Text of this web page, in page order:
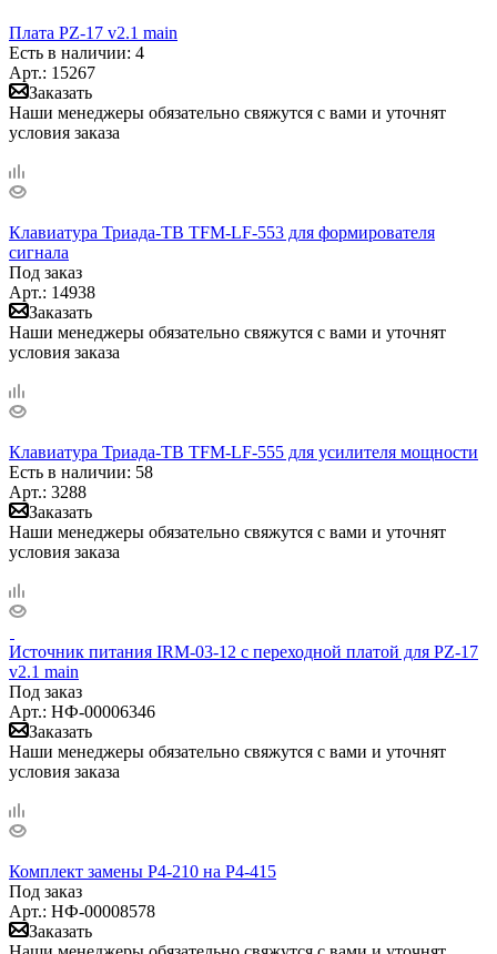
Плата PZ-17 v2.1 main
Есть в наличии: 4
Арт.: 15267
Заказать
Наши менеджеры обязательно свяжутся с вами и уточнят
условия заказа
Клавиатура Триада-ТВ TFM-LF-553 для формирователя
сигнала
Под заказ
Арт.: 14938
Заказать
Наши менеджеры обязательно свяжутся с вами и уточнят
условия заказа
Клавиатура Триада-ТВ TFM-LF-555 для усилителя мощности
Есть в наличии: 58
Арт.: 3288
Заказать
Наши менеджеры обязательно свяжутся с вами и уточнят
условия заказа
Источник питания IRM-03-12 с переходной платой для PZ-17
v2.1 main
Под заказ
Арт.: НФ-00006346
Заказать
Наши менеджеры обязательно свяжутся с вами и уточнят
условия заказа
Комплект замены P4-210 на Р4-415
Под заказ
Арт.: НФ-00008578
Заказать